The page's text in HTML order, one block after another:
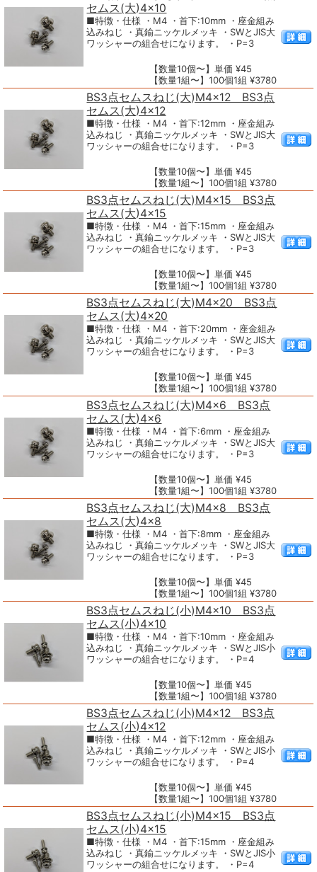
セムス(大)4×10
■特徴・仕様 ・M4 ・首下:10mm ・座金組み
込みねじ ・真鍮ニッケルメッキ ・SWとJIS大
ワッシャーの組合せになります。 ・P=3
【数量10個〜】単価 ¥45
【数量1組〜】100個1組 ¥3780
BS3点セムスねじ(大)M4×12 BS3点
セムス(大)4×12
■特徴・仕様 ・M4 ・首下:12mm ・座金組み
込みねじ ・真鍮ニッケルメッキ ・SWとJIS大
ワッシャーの組合せになります。 ・P=3
【数量10個〜】単価 ¥45
【数量1組〜】100個1組 ¥3780
BS3点セムスねじ(大)M4×15 BS3点
セムス(大)4×15
■特徴・仕様 ・M4 ・首下:15mm ・座金組み
込みねじ ・真鍮ニッケルメッキ ・SWとJIS大
ワッシャーの組合せになります。 ・P=3
【数量10個〜】単価 ¥45
【数量1組〜】100個1組 ¥3780
BS3点セムスねじ(大)M4×20 BS3点
セムス(大)4×20
■特徴・仕様 ・M4 ・首下:20mm ・座金組み
込みねじ ・真鍮ニッケルメッキ ・SWとJIS大
ワッシャーの組合せになります。 ・P=3
【数量10個〜】単価 ¥45
【数量1組〜】100個1組 ¥3780
BS3点セムスねじ(大)M4×6 BS3点
セムス(大)4×6
■特徴・仕様 ・M4 ・首下:6mm ・座金組み
込みねじ ・真鍮ニッケルメッキ ・SWとJIS大
ワッシャーの組合せになります。 ・P=3
【数量10個〜】単価 ¥45
【数量1組〜】100個1組 ¥3780
BS3点セムスねじ(大)M4×8 BS3点
セムス(大)4×8
■特徴・仕様 ・M4 ・首下:8mm ・座金組み
込みねじ ・真鍮ニッケルメッキ ・SWとJIS大
ワッシャーの組合せになります。 ・P=3
【数量10個〜】単価 ¥45
【数量1組〜】100個1組 ¥3780
BS3点セムスねじ(小)M4×10 BS3点
セムス(小)4×10
■特徴・仕様 ・M4 ・首下:10mm ・座金組み
込みねじ ・真鍮ニッケルメッキ ・SWとJIS小
ワッシャーの組合せになります。 ・P=4
【数量10個〜】単価 ¥45
【数量1組〜】100個1組 ¥3780
BS3点セムスねじ(小)M4×12 BS3点
セムス(小)4×12
■特徴・仕様 ・M4 ・首下:12mm ・座金組み
込みねじ ・真鍮ニッケルメッキ ・SWとJIS小
ワッシャーの組合せになります。 ・P=4
【数量10個〜】単価 ¥45
【数量1組〜】100個1組 ¥3780
BS3点セムスねじ(小)M4×15 BS3点
セムス(小)4×15
■特徴・仕様 ・M4 ・首下:15mm ・座金組み
込みねじ ・真鍮ニッケルメッキ ・SWとJIS小
ワッシャーの組合せになります。 ・P=4